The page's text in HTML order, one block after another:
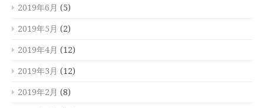
2019年6月 (5)
2019年5月 (2)
2019年4月 (12)
2019年3月 (12)
2019年2月 (8)